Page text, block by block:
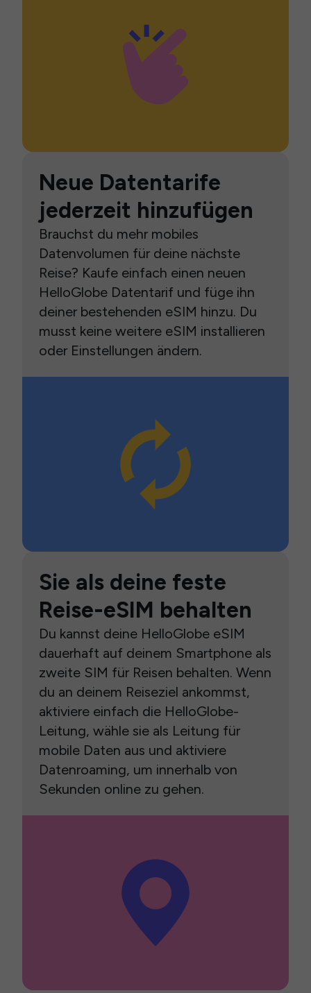
Neue Datentarife
jederzeit hinzufügen
Brauchst du mehr mobiles
Datenvolumen für deine nächste
Reise? Kaufe einfach einen neuen
HelloGlobe Datentarif und füge ihn
deiner bestehenden eSIM hinzu. Du
musst keine weitere eSIM installieren
oder Einstellungen ändern.
Sie als deine feste
Reise-eSIM behalten
Du kannst deine HelloGlobe eSIM
dauerhaft auf deinem Smartphone als
zweite SIM für Reisen behalten. Wenn
du an deinem Reiseziel ankommst,
aktiviere einfach die HelloGlobe-
Leitung, wähle sie als Leitung für
mobile Daten aus und aktiviere
Datenroaming, um innerhalb von
Sekunden online zu gehen.